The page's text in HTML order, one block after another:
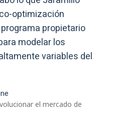
optimización
propietario
modelar los
variables del
el mercado de